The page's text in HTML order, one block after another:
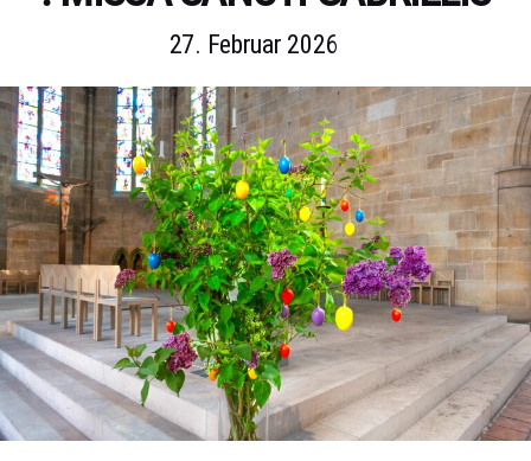
27. Februar 2026